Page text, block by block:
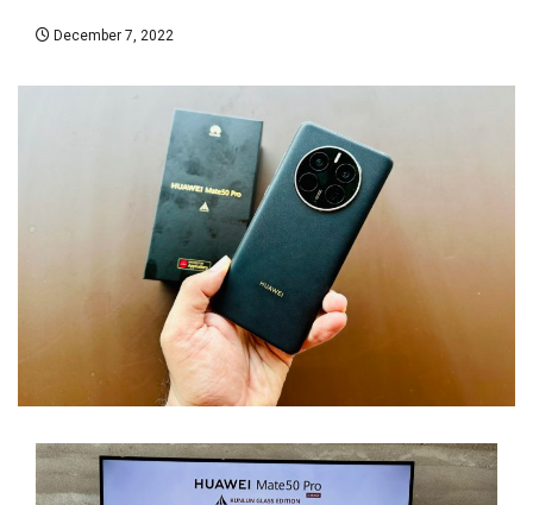
December 7, 2022